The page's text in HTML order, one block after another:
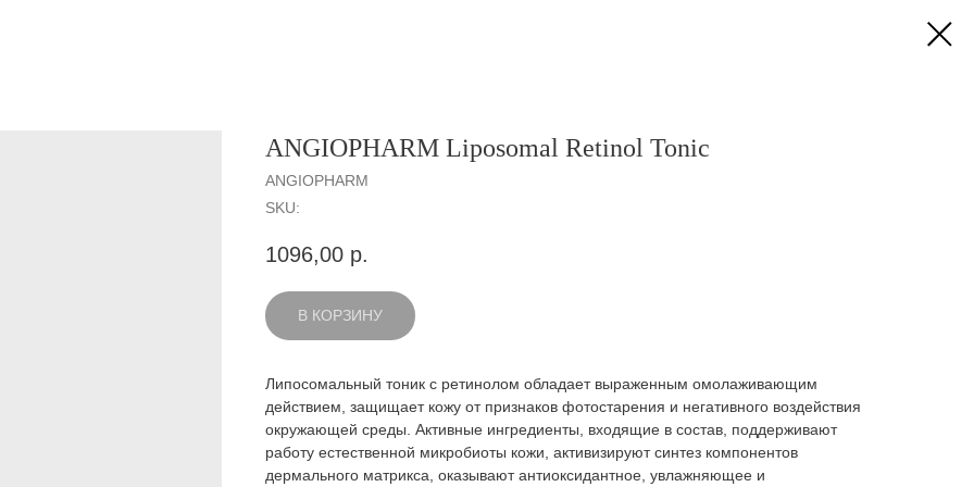
ANGIOPHARM Liposomal Retinol Tonic
ANGIOPHARM
SKU:
1096,00 р.
В КОРЗИНУ
Липосомальный тоник с ретинолом обладает выраженным омолаживающим
действием, защищает кожу от признаков фотостарения и негативного воздействия
окружающей среды. Активные ингредиенты, входящие в состав, поддерживают
работу естественной микробиоты кожи, активизируют синтез компонентов
дермального матрикса, оказывают антиоксидантное, увлажняющее и